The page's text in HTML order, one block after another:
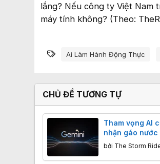
lắng? Nếu công ty Việt Nam
máy tính không? (Theo:
Từ khóa
Ai Làm Hành Động Thực
CHỦ ĐỀ TƯƠNG TỰ
Tham vọng AI
nhận gáo nước
DeepMind từ
lập trình của
Claude, GPT
bởi The Storm